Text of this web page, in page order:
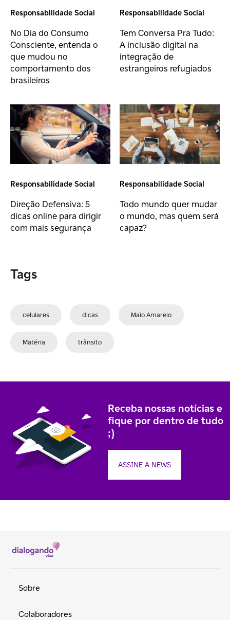
Responsabilidade Social
No Dia do Consumo
Consciente, entenda o
que mudou no
comportamento dos
brasileiros
Responsabilidade Social
Tem Conversa Pra Tudo:
A inclusão digital na
integração de
estrangeiros refugiados
Responsabilidade Social
Direção Defensiva: 5
dicas online para dirigir
com mais segurança
Responsabilidade Social
Todo mundo quer mudar
o mundo, mas quem será
capaz?
Tags
celulares dicas Maio Amarelo
Matéria trânsito
Receba nossas notícias e
fique por dentro de tudo
;)
ASSINE A NEWS
Sobre
Colaboradores